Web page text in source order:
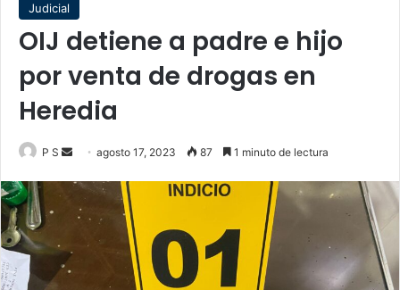
Judicial
OIJ detiene a padre e hijo
por venta de drogas en
Heredia
P S
Send
email
agosto 17, 2023 87 1 minuto de lectura